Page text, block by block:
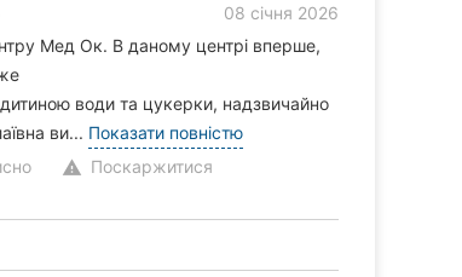
08 січня 2026
Мед Ок. В даному центрі вперше,
води та цукерки, надзвичайно
ви... Показати повністю
warning Поскаржитися